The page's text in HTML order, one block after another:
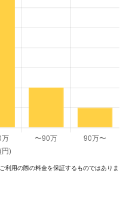
利⽤の際の料⾦を保証するものではありま